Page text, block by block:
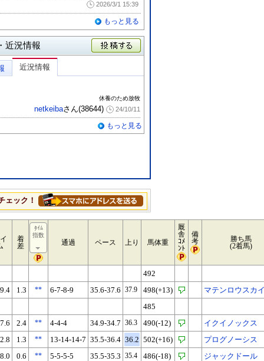
2026/3/1 15:39
もっと見る
近況情報
近況情報
休養のため放牧
netkeibaさん(38644) 24/10/11
もっと見る
ェック！
着
差
ﾀｲﾑ
指数
通過 ペース 上り 馬体重
厩
舎
ｺﾒ
ﾝﾄ
備
考
勝ち馬
(2着馬)
492
1.3 ** 6-7-8-9 35.6-37.6 37.9 498(+13)
マテンロウスカ
485
2.4 ** 4-4-4 34.9-34.7 36.3 490(-12)
イクイノックス
1.3 ** 13-14-14-7 35.5-36.4 36.2 502(+16)
プログノーシス
0.6 ** 5-5-5-5 35.5-35.3 35.4 486(-18)
ジャックドール